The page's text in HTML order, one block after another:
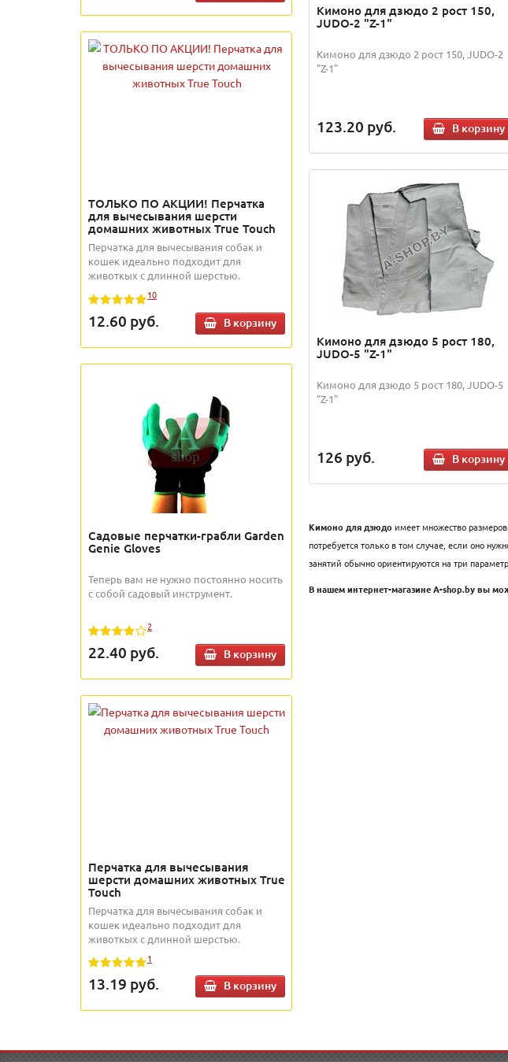
ТОЛЬКО ПО АКЦИИ! Перчатка
для вычесывания шерсти
домашних животных True Touch
Перчатка для вычесывания собак и
кошек идеально подходит для
животкых с длинной шерстью.
10
12.60 руб. В корзину
Садовые перчатки-грабли Garden
Genie Gloves
Теперь вам не нужно постоянно носить
с собой садовый инструмент.
2
22.40 руб. В корзину
Перчатка для вычесывания
шерсти домашних животных True
Touch
Перчатка для вычесывания собак и
кошек идеально подходит для
животкых с длинной шерстью.
1
13.19 руб. В корзину
Кимоно для дзюдо 2 рост 150,
JUDO-2 "Z-1"
Кимоно для дзюдо 2 рост 150, JUDO-2
"Z-1"
123.20 руб. В корзину
Кимоно для дзюдо 5 рост 180,
JUDO-5 "Z-1"
Кимоно для дзюдо 5 рост 180, JUDO-5
"Z-1"
126 руб. В корзину
Кимоно для дзюдо имеет множество
потребуется только в том случае, если оно
занятий обычно ориентируются на три
В нашем интернет-магазине А-shop.by вы